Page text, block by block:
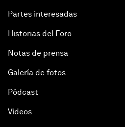
Partes interesadas
Historias del Foro
Notas de prensa
Galería de fotos
Pódcast
Vídeos